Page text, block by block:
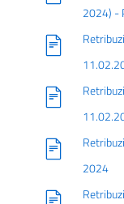
2024) -
2024